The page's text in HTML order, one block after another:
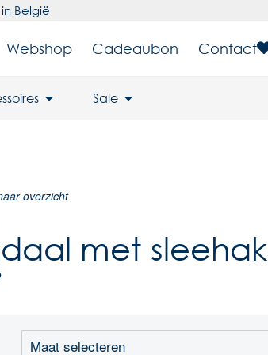
België
Webshop Cadeaubon Contact
Sale
overzicht
met sleehak